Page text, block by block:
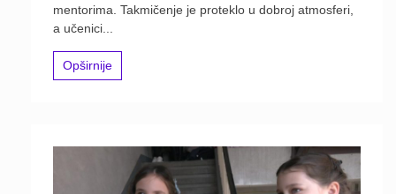
mentorima. Takmičenje je proteklo u dobroj atmosferi,
a učenici...
Opširnije